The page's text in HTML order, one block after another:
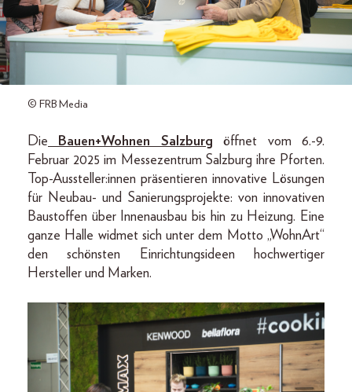
© FRB Media
Die Bauen+Wohnen Salzburg öffnet vom 6.-9.
Februar 2025 im Messezentrum Salzburg ihre Pforten.
Top-Aussteller:innen präsentieren innovative Lösungen
für Neubau- und Sanierungsprojekte: von innovativen
Baustoffen über Innenausbau bis hin zu Heizung. Eine
ganze Halle widmet sich unter dem Motto „WohnArt“
den schönsten Einrichtungsideen hochwertiger
Hersteller und Marken.